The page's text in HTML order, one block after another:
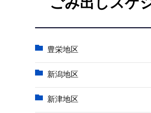
豊栄地区
新潟地区
新津地区